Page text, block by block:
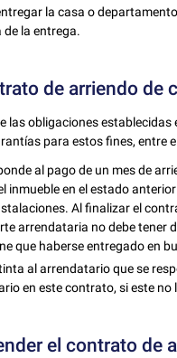
la casa o
la entrega.
de arriendo de
obligaciones establecidas
para estos fines, entre
al pago de un mes de
inmueble en el estado
Al finalizar el
arrendataria no debe tener
que haberse entregado en
al arrendatario que se
en este contrato, si este no
el contrato de